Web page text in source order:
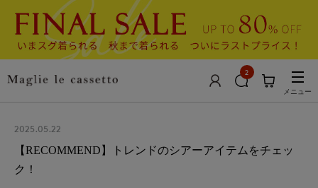
2
メニュー
2025.05.22
【RECOMMEND】トレンドのシアーアイテムをチェッ
ク！